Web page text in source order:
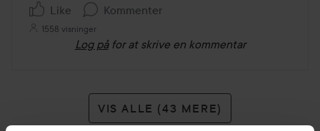
Like Kommenter
1558 visninger
Log på for at skrive en kommentar
VIS ALLE (43 MERE)